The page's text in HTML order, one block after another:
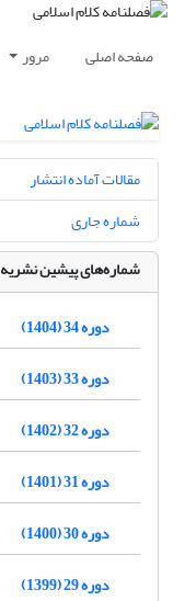
صفحه اصلی مرور
مقالات آماده انتشار
شماره جاری
شماره‌های پیشین نشریه
دوره 34 (1404)
دوره 33 (1403)
دوره 32 (1402)
دوره 31 (1401)
دوره 30 (1400)
دوره 29 (1399)